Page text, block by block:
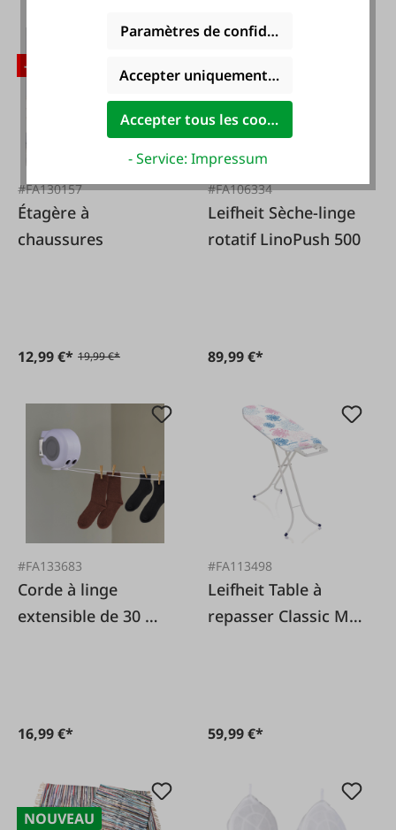
-35 %
#FA130157
Étagère à
chaussures
12,99 €* 19,99 €*
#FA106334
Leifheit Sèche-linge
rotatif LinoPush 500
89,99 €*
#FA133683
Corde à linge
extensible de 30 m
16,99 €*
#FA113498
Leifheit Table à
repasser Classic M
59,99 €*
NOUVEAU
Paramètres de confidentialité
Accepter uniquement les cookies
Accepter tous les cookies
- Service: Impressum